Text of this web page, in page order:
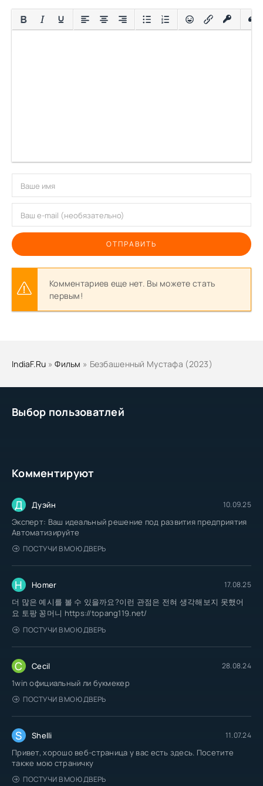
Выбор пользоватлей
Комментируют
Д Дуэйн 10.09.25
Эксперт: Ваш идеальный решение под развития предприятия
Автоматизируйте
ПОСТУЧИ В МОЮ ДВЕРЬ
H Homer 17.08.25
더 많은 예시를 볼 수 있을까요?이런 관점은 전혀 생각해보지 못했어
요 토팡 꽁머니 https://topang119.net/
ПОСТУЧИ В МОЮ ДВЕРЬ
C Cecil 28.08.24
1win официальный ли букмекер
ПОСТУЧИ В МОЮ ДВЕРЬ
S Shelli 11.07.24
Привет, хорошо веб-страница у вас есть здесь. Посетите
также мою страничку
ПОСТУЧИ В МОЮ ДВЕРЬ
ОТПРАВИТЬ
Комментариев еще нет. Вы можете стать
первым!
IndiaF.Ru »Фильм » Безбашенный Мустафа (2023)